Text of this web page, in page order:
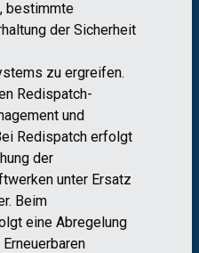
bestimmte
der Sicherheit
zu ergreifen.
Redispatch-
und
Redispatch erfolgt
der
unter Ersatz
Beim
eine Abregelung